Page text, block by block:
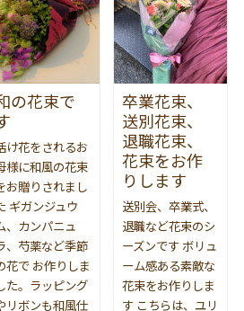
の花束で
け花をされるお
様に和風の花束
お贈りされまし
ギガンジュウ
、カンパニュ
、芍薬など季節
花で お作りしま
た。ラッピング
リボンも和風仕
卒業花束、
送別花束、
退職花束、
花束をお作
りします
送別会、卒業式、
退職など花束のシ
ーズンです ボリュ
ーム感ある素敵な
花束をお作りしま
す こちらは、ユリ